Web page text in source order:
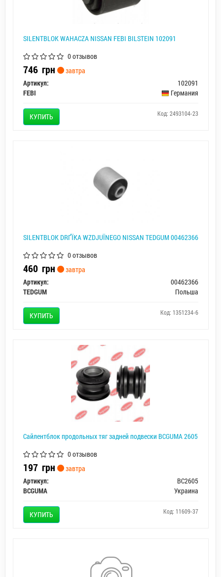
SILENTBLOK WAHACZA NISSAN FEBI BILSTEIN 102091
0 отзывов
746 грн
завтра
Артикул:
102091
FEBI
Германия
КУПИТЬ Код: 2493104-23
SILENTBLOK DRҐЇKA WZDЈUЇNEGO NISSAN TEDGUM 00462366
0 отзывов
460 грн
завтра
Артикул:
00462366
TEDGUM
Польша
КУПИТЬ Код: 1351234-6
Сайлентблок продольных тяг задней подвески BCGUMA 2605
0 отзывов
197 грн
завтра
Артикул:
BC2605
BCGUMA
Украина
КУПИТЬ Код: 11609-37